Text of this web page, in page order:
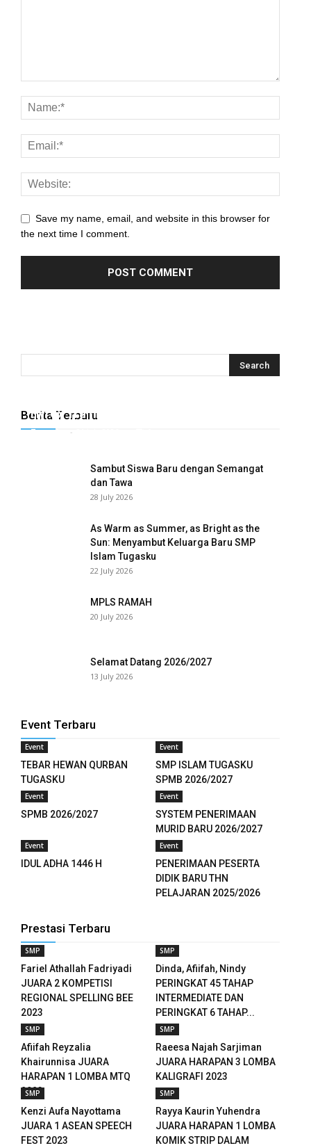
Save my name, email, and website in this browser for
the next time I comment.
Berita Terbaru
Hyrox Training x Extracuriculer Exhabition
Tugasku -
Sambut Siswa Baru dengan Semangat
dan Tawa
28 July 2026
As Warm as Summer, as Bright as the
Sun: Menyambut Keluarga Baru SMP
Islam Tugasku
22 July 2026
MPLS RAMAH
20 July 2026
Selamat Datang 2026/2027
13 July 2026
Event Terbaru
Event
TEBAR HEWAN QURBAN
TUGASKU
Event
SMP ISLAM TUGASKU
SPMB 2026/2027
Event
SPMB 2026/2027
Event
SYSTEM PENERIMAAN
MURID BARU 2026/2027
Event
IDUL ADHA 1446 H
Event
PENERIMAAN PESERTA
DIDIK BARU THN
PELAJARAN 2025/2026
Prestasi Terbaru
SMP
Fariel Athallah Fadriyadi
JUARA 2 KOMPETISI
REGIONAL SPELLING BEE
2023
SMP
Dinda, Afiifah, Nindy
PERINGKAT 45 TAHAP
INTERMEDIATE DAN
PERINGKAT 6 TAHAP...
SMP
Afiifah Reyzalia
Khairunnisa JUARA
HARAPAN 1 LOMBA MTQ
2023
SMP
Raeesa Najah Sarjiman
JUARA HARAPAN 3 LOMBA
KALIGRAFI 2023
SMP
Kenzi Aufa Nayottama
JUARA 1 ASEAN SPEECH
FEST 2023
SMP
Rayya Kaurin Yuhendra
JUARA HARAPAN 1 LOMBA
KOMIK STRIP DALAM